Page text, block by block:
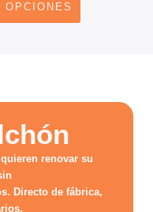
OPCIONES
renovar su
Directo de fábrica,